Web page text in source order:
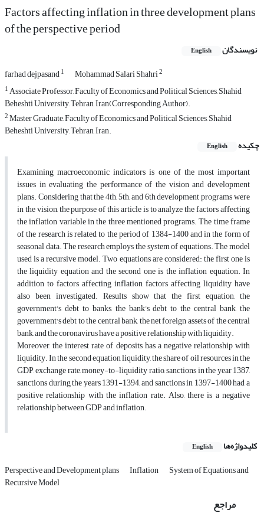
Factors affecting inflation in three development plans
of the perspective period
نویسندگان English
farhad dejpasand1 Mohammad Salari Shahri2
1Associate Professor, Faculty of Economics and Political Sciences, Shahid
Beheshti University, Tehran, Iran(Corresponding Author).
2Master Graduate, Faculty of Economics and Political Sciences, Shahid
Beheshti University, Tehran, Iran.
چکیده
English
Examining macroeconomic indicators is one of the most important
issues in evaluating the performance of the vision and development
plans. Considering that the 4th, 5th, and 6th development programs were
in the vision, the purpose of this article is to analyze the factors affecting
the inflation variable in the three mentioned programs. The time frame
of the research is related to the period of 1384-1400 and in the form of
seasonal data. The research employs the system of equations. The model
used is a recursive model. Two equations are considered: the first one is
the liquidity equation and the second one is the inflation equation. In
addition to factors affecting inflation, factors affecting liquidity have
also been investigated. Results show that the first equation, the
government's debt to banks, the bank's debt to the central bank, the
government's debt to the central bank, the net foreign assets of the central
bank, and the coronavirus have a positive relationship with liquidity.
Moreover, the interest rate of deposits has a negative relationship with
liquidity. In the second equation liquidity, the share of oil resources in the
GDP, exchange rate, money-to-liquidity ratio, sanctions in the year 1387,
sanctions during the years 1391-1394, and sanctions in 1397-1400 had a
positive relationship with the inflation rate. Also, there is a negative
relationship between GDP and inflation.
کلیدواژه‌ها English
Perspective and Development plans Inflation System of Equations and
Recursive Model
مراجع